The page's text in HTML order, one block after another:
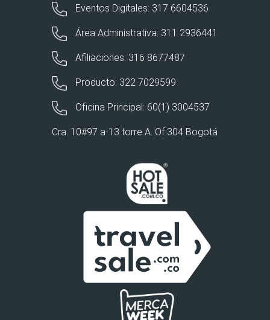
Eventos Digitales: 317 6604536
Área Administrativa: 311 2936441
Afiliaciones: 316 8677487
Producto: 322 7029599
Oficina Principal: 60(1) 3004537
Cra. 10#97 a-13 torre A. Of 304 Bogotá